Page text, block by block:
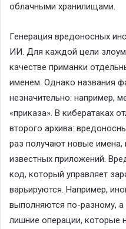
облачными хранилищами.
Генерация вредоносных
ИИ. Для каждой цели
качестве приманки
именем. Однако названия
незначительно: например,
«приказа». В кибератаках
второго архива:
раз получают новые имена,
известных приложений.
код, который управляет
варьируются. Например,
выполняются по-разному,
лишние операции, которые